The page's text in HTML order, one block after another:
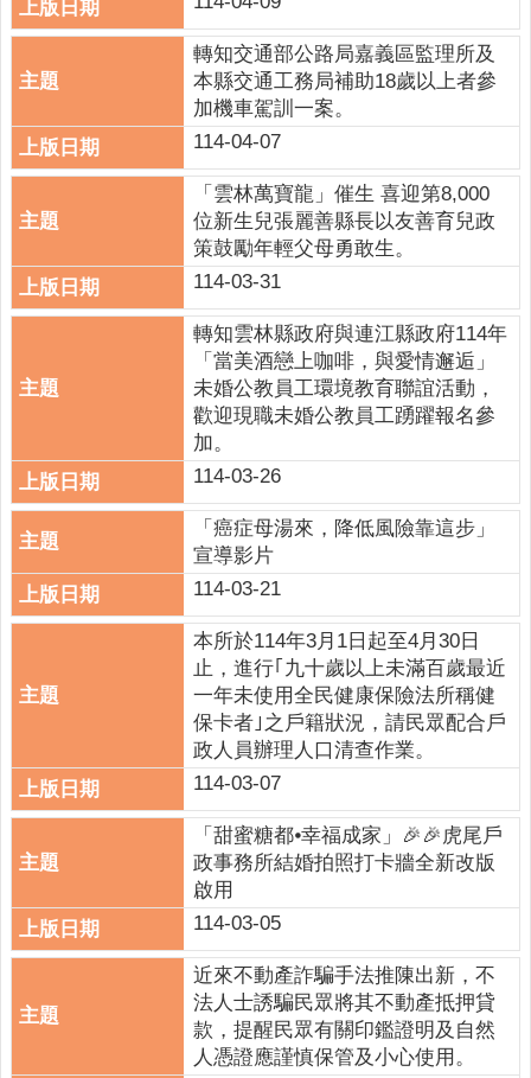
政
策
網
安
全
策
政
府
資
放
宣
轉知交通部公路局嘉義區監理所及
本縣交通工務局補助18歲以上者參
加機車駕訓一案。
114-04-07
「雲林萬寶龍」催生 喜迎第8,000
位新生兒張麗善縣長以友善育兒政
策鼓勵年輕父母勇敢生。
114-03-31
轉知雲林縣政府與連江縣政府114年
「當美酒戀上咖啡，與愛情邂逅」
未婚公教員工環境教育聯誼活動，
歡迎現職未婚公教員工踴躍報名參
加。
114-03-26
「癌症母湯來，降低風險靠這步」
宣導影片
114-03-21
本所於114年3月1日起至4月30日
止，進行｢九十歲以上未滿百歲最近
一年未使用全民健康保險法所稱健
保卡者｣之戶籍狀況，請民眾配合戶
政人員辦理人口清查作業。
114-03-07
「甜蜜糖都⦁幸福成家」🎉🎉虎尾戶
政事務所結婚拍照打卡牆全新改版
啟用
114-03-05
近來不動產詐騙手法推陳出新，不
法人士誘騙民眾將其不動產抵押貸
款，提醒民眾有關印鑑證明及自然
人憑證應謹慎保管及小心使用。